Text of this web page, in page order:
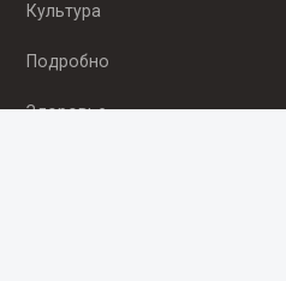
Культура
Подробно
Здоровье